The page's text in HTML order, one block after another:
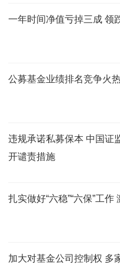
一年时间净值亏掉三成 领
公募基金业绩排名竞争火
违规承诺私募保本 中国证
开谴责措施
扎实做好“六稳”“六保”工
加大对基金公司控制权 多